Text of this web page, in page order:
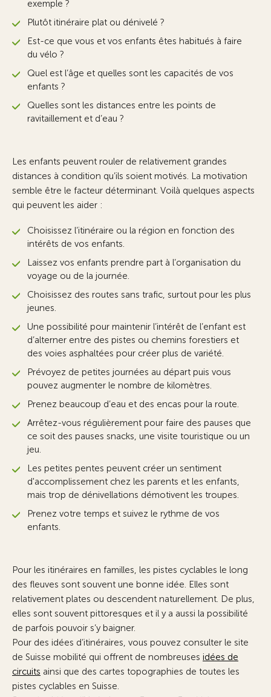
exemple ?
Plutôt itinéraire plat ou dénivelé ?
Est-ce que vous et vos enfants êtes habitués à faire
du vélo ?
Quel est l’âge et quelles sont les capacités de vos
enfants ?
Quelles sont les distances entre les points de
ravitaillement et d’eau ?
Les enfants peuvent rouler de relativement grandes
distances à condition qu’ils soient motivés. La motivation
semble être le facteur déterminant. Voilà quelques aspects
qui peuvent les aider :
Choisissez l’itinéraire ou la région en fonction des
intérêts de vos enfants.
Laissez vos enfants prendre part à l’organisation du
voyage ou de la journée.
Choisissez des routes sans trafic, surtout pour les plus
jeunes.
Une possibilité pour maintenir l’intérêt de l’enfant est
d’alterner entre des pistes ou chemins forestiers et
des voies asphaltées pour créer plus de variété.
Prévoyez de petites journées au départ puis vous
pouvez augmenter le nombre de kilomètres.
Prenez beaucoup d’eau et des encas pour la route.
Arrêtez-vous régulièrement pour faire des pauses que
ce soit des pauses snacks, une visite touristique ou un
jeu.
Les petites pentes peuvent créer un sentiment
d'accomplissement chez les parents et les enfants,
mais trop de dénivellations démotivent les troupes.
Prenez votre temps et suivez le rythme de vos
enfants.
Pour les itinéraires en familles, les pistes cyclables le long
des fleuves sont souvent une bonne idée. Elles sont
relativement plates ou descendent naturellement. De plus,
elles sont souvent pittoresques et il y a aussi la possibilité
de parfois pouvoir s’y baigner.
Pour des idées d’itinéraires, vous pouvez consulter le site
de Suisse mobilité qui offrent de nombreuses idées de
circuits ainsi que des cartes topographies de toutes les
pistes cyclables en Suisse.